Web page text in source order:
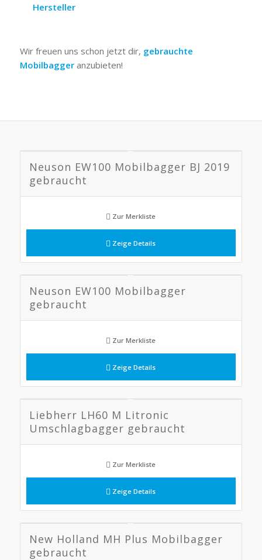
Hersteller
Wir freuen uns schon jetzt dir, gebrauchte
Mobilbagger anzubieten!
Neuson EW100 Mobilbagger BJ 2019
gebraucht
Zur Merkliste
Zeige Details
Neuson EW100 Mobilbagger
gebraucht
Zur Merkliste
Zeige Details
Liebherr LH60 M Litronic
Umschlagbagger gebraucht
Zur Merkliste
Zeige Details
New Holland MH Plus Mobilbagger
gebraucht